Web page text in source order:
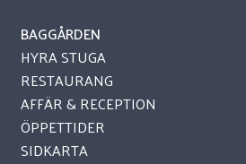
BAGGÅRDEN
HYRA STUGA
RESTAURANG
AFFÄR & RECEPTION
ÖPPETTIDER
SIDKARTA